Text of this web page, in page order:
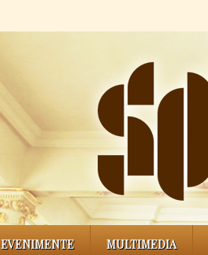
EVENIMENTE MULTIMEDIA